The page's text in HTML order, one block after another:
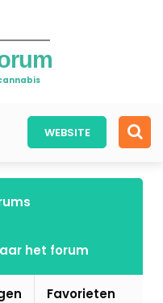
WEBSITE
het forum
Favorieten